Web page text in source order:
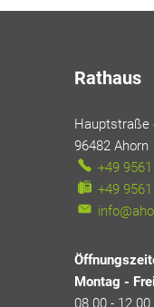
Rathaus
Hauptstraße
96482 Ahorn
+49
+49
Montag -
08.00 - 12.00